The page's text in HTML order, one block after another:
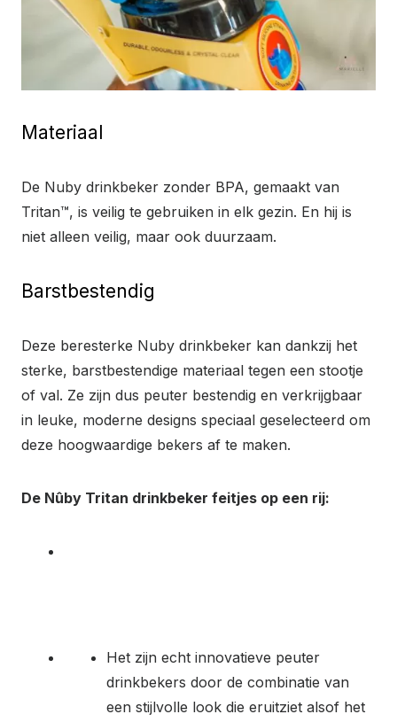
Materiaal
De Nuby drinkbeker zonder BPA, gemaakt van
Tritan™, is veilig te gebruiken in elk gezin. En hij is
niet alleen veilig, maar ook duurzaam.
Barstbestendig
Deze beresterke Nuby drinkbeker kan dankzij het
sterke, barstbestendige materiaal tegen een stootje
of val. Ze zijn dus peuter bestendig en verkrijgbaar
in leuke, moderne designs speciaal geselecteerd om
deze hoogwaardige bekers af te maken.
De Nûby Tritan drinkbeker feitjes op een rij:
Het zijn echt innovatieve peuter
drinkbekers door de combinatie van
een stijlvolle look die eruitziet alsof het